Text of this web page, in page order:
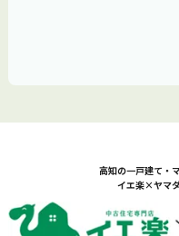
高知の一戸建て・
イエ楽×ヤマ